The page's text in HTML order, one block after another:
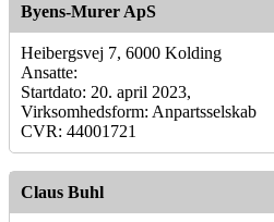
Byens-Murer ApS
Heibergsvej 7, 6000 Kolding
Ansatte:
Startdato: 20. april 2023,
Virksomhedsform: Anpartsselskab
CVR: 44001721
Claus Buhl